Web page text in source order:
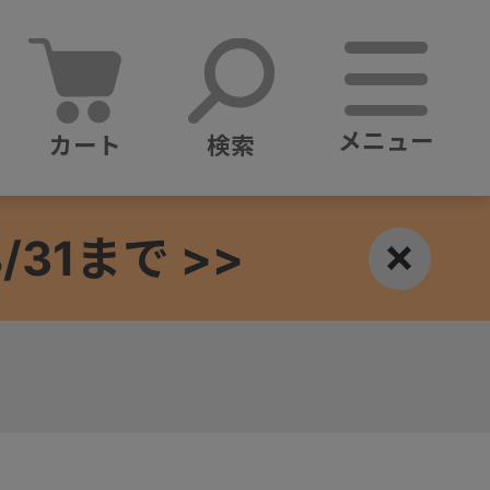
カート 検索 メニュー
31まで >>